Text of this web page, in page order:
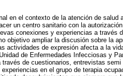
en el contexto de la atención de
un centro sanitario con la
conexiones y experiencias a través
objetivo ampliar la discusión sobre la
actividades de expresión afecta a la
de Enfermedades Infecciosas y
de cuestionarios, entrevistas
en el grupo de terapia